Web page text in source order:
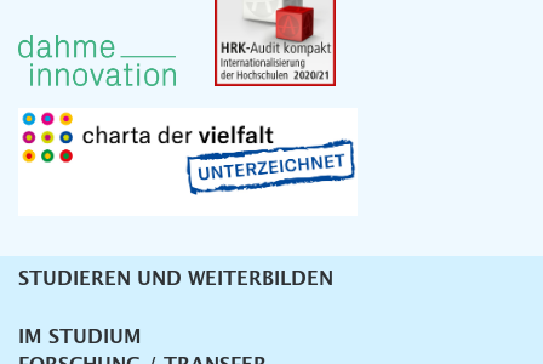
Unternavigation
STUDIEREN UND WEITERBILDEN
IM STUDIUM